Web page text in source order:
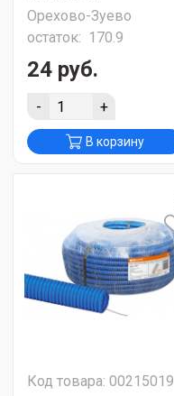
Орехово-Зуево
остаток: 170.9
24 руб.
- +
В корзину
Код товара: 00215019